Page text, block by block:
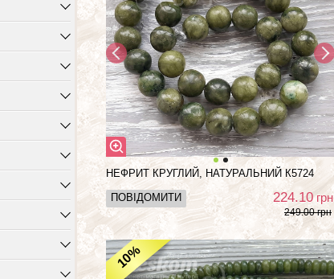
НЕФРИТ КРУГЛИЙ, НАТУРАЛЬНИЙ К5724
ПОВІДОМИТИ
224.10грн
249.00 грн
10%